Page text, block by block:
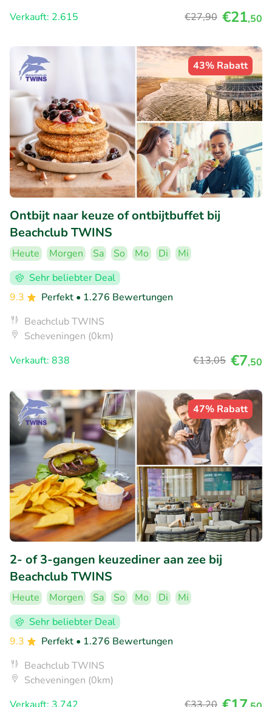
Verkauft: 2.615
€27,90 €21,50
43% Rabatt
Ontbijt naar keuze of ontbijtbuffet bij
Beachclub TWINS
Heute Morgen Sa So Mo Di
Mi
Sehr beliebter Deal
9.3
Perfekt • 1.276 Bewertungen
Beachclub TWINS
Scheveningen (0km)
Verkauft: 838
€13,05 €7,50
47% Rabatt
2- of 3-gangen keuzediner aan zee bij
Beachclub TWINS
Heute Morgen Sa So Mo Di
Mi
Sehr beliebter Deal
9.3
Perfekt • 1.276 Bewertungen
Beachclub TWINS
Scheveningen (0km)